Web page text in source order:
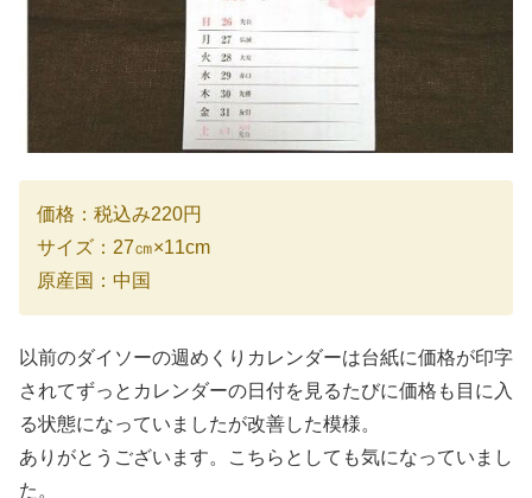
価格：税込み220円
サイズ：27㎝×11cm
原産国：中国
以前のダイソーの週めくりカレンダーは台紙に価格が印字
されてずっとカレンダーの日付を見るたびに価格も目に入
る状態になっていましたが改善した模様。
ありがとうございます。こちらとしても気になっていまし
た。